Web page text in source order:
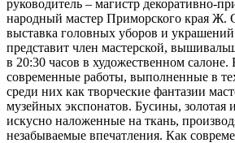
руководитель – магистр декоративно-
народный мастер Приморского края Ж.
выставка головных уборов и
представит член мастерской,
в 20:30 часов в художественном
современные работы, выполненные в
среди них как творческие фантазии
музейных экспонатов. Бусины, золотая
искусно наложенные на ткань,
незабываемые впечатления. Как